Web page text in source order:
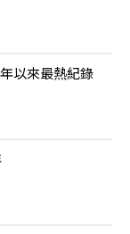
以來最熱紀錄